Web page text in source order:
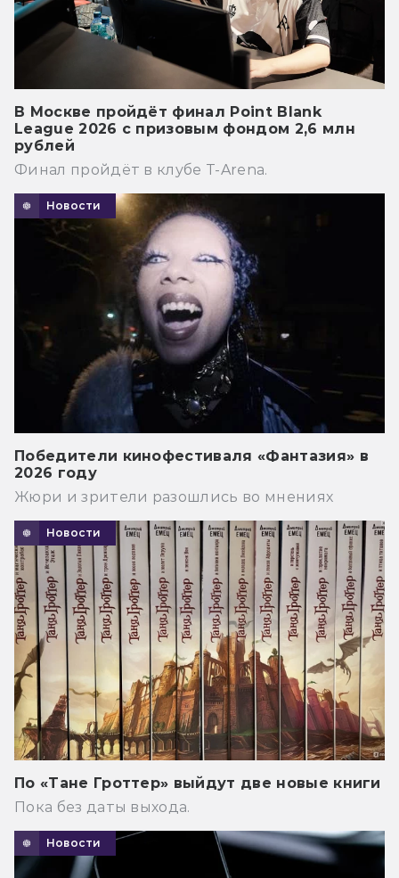
В Москве пройдёт финал Point Blank
League 2026 с призовым фондом 2,6 млн
рублей
Финал пройдёт в клубе T-Arena.
Новости
Победители кинофестиваля «Фантазия» в
2026 году
Жюри и зрители разошлись во мнениях
Новости
По «Тане Гроттер» выйдут две новые книги
Пока без даты выхода.
Новости